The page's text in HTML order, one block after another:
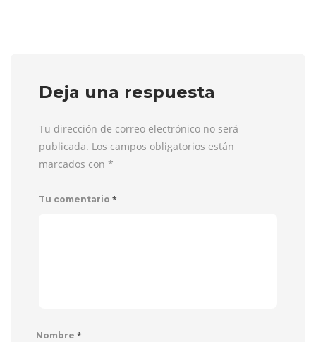
Deja una respuesta
Tu dirección de correo electrónico no será
publicada. Los campos obligatorios están
marcados con *
Tu comentario *
Nombre *